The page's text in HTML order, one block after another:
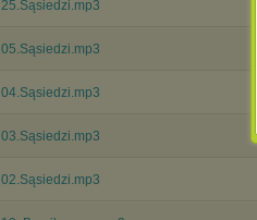
25.Sąsiedzi.mp3
05.Sąsiedzi.mp3
04.Sąsiedzi.mp3
03.Sąsiedzi.mp3
02.Sąsiedzi.mp3